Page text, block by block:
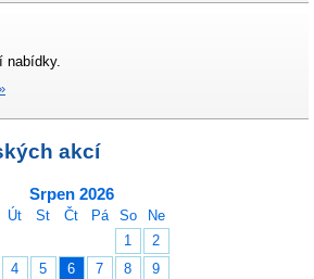
nabídky.
akcí
Srpen 2026
Út St Čt Pá So
Ne
1
2
4 5 6 7 8
9